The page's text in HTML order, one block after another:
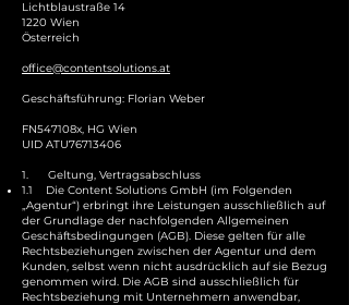
Lichtblaustraße 14
1220 Wien
Österreich
office@contentsolutions.at
Geschäftsführung: Florian Weber
FN547108x, HG Wien
UID ATU76713406
1. Geltung, Vertragsabschluss
1.1 Die Content Solutions GmbH (im Folgenden
„Agentur“) erbringt ihre Leistungen ausschließlich auf
der Grundlage der nachfolgenden Allgemeinen
Geschäftsbedingungen (AGB). Diese gelten für alle
Rechtsbeziehungen zwischen der Agentur und dem
Kunden, selbst wenn nicht ausdrücklich auf sie Bezug
genommen wird. Die AGB sind ausschließlich für
Rechtsbeziehung mit Unternehmern anwendbar,